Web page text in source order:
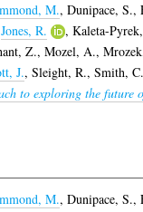
M., Dunipace, S.,
Jones, R. , Kaleta-
Z., Mozel, A.,
J., Sleight, R., Smith, C.
to exploring the future
M., Dunipace, S.,